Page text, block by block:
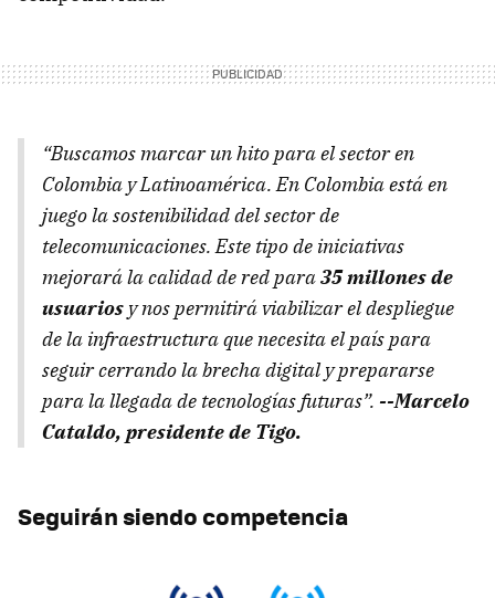
“Buscamos marcar un hito para el sector en
Colombia y Latinoamérica. En Colombia está en
juego la sostenibilidad del sector de
telecomunicaciones. Este tipo de iniciativas
mejorará la calidad de red para35 millones de
usuarios y nos permitirá viabilizar el despliegue
de la infraestructura que necesita el país para
seguir cerrando la brecha digital y prepararse
para la llegada de tecnologías futuras”. --Marcelo
Cataldo, presidente de Tigo.
Seguirán siendo competencia